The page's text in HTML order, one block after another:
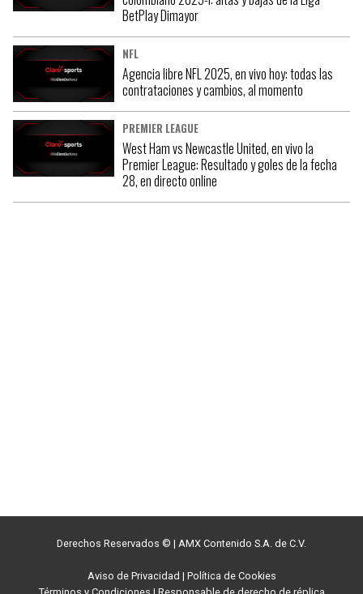
BetPlay Dimayor
NFL
Agencia libre NFL 2025, en vivo hoy: todas las
contrataciones y cambios, al momento
PREMIER LEAGUE
West Ham vs Newcastle United, en vivo la
Premier League: Resultado y goles de la fecha
28, en directo online
Derechos Reservados © | AMX Contenido S.A. de C.V.
Aviso de Privacidad | Política de Cookies